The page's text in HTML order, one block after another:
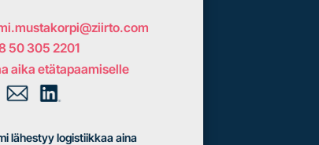
50 305 2201
aika etätapaamiselle
lähestyy logistiikkaa aina